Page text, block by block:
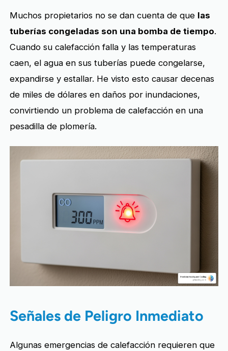
Muchos propietarios no se dan cuenta de que las
tuberías congeladas son una bomba de tiempo.
Cuando su calefacción falla y las temperaturas
caen, el agua en sus tuberías puede congelarse,
expandirse y estallar. He visto esto causar decenas
de miles de dólares en daños por inundaciones,
convirtiendo un problema de calefacción en una
pesadilla de plomería.
Señales de Peligro Inmediato
Algunas emergencias de calefacción requieren que